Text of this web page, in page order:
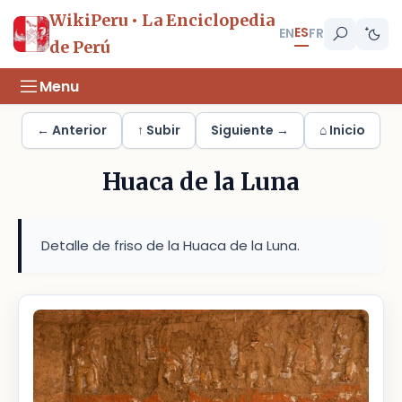
WikiPeru • La Enciclopedia
de Perú
ENESFR
Menu
← Anterior ↑ Subir Siguiente → ⌂ Inicio
Huaca de la Luna
Detalle de friso de la Huaca de la Luna.